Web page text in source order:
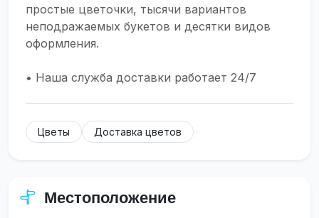
простые цветочки, тысячи вариантов
неподражаемых букетов и десятки видов
оформления.
• Наша служба доставки работает 24/7
Цветы Доставка цветов
Местоположение